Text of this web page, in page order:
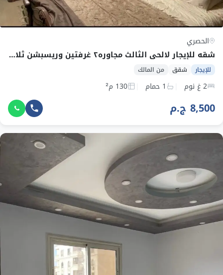
الحصري
شقه للإيجار لالحى الثالث مجاوره٢ غرفتين وريسبشن ثلاث قطع موقع متميز
للإيجار شقق من المالك
2 غ نوم 1 حمام 130 م²
8,500 ج.م